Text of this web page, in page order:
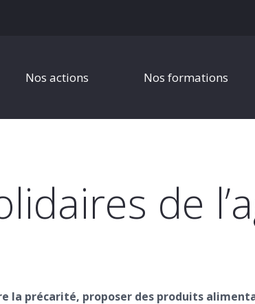
Nos actions Nos formations
de
précarité, proposer des produits